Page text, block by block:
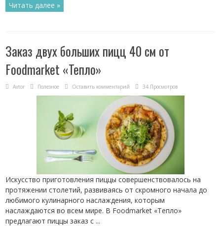
Читать далее »
Заказ двух больших пицц 40 см от
Foodmarket «Тепло»
Avtor Полезное Оставить комментарий 34 Просмотров
Искусство приготовления пиццы совершенствовалось на
протяжении столетий, развиваясь от скромного начала до
любимого кулинарного наслаждения, которым
наслаждаются во всем мире. В Foodmarket «Тепло»
предлагают пиццы заказ с ...